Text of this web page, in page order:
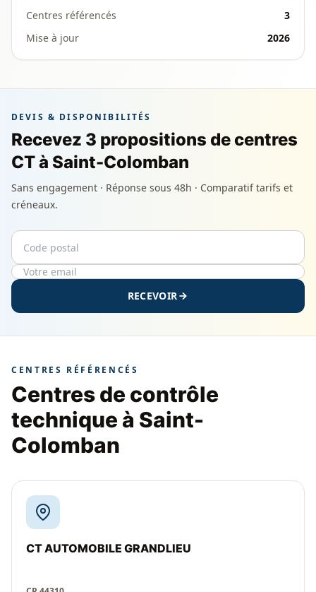
Centres référencés
3
Mise à jour
2026
DEVIS & DISPONIBILITÉS
Recevez 3 propositions de centres
CT à Saint-Colomban
Sans engagement · Réponse sous 48h · Comparatif tarifs et
créneaux.
Code postal
Email
RECEVOIR
CENTRES RÉFÉRENCÉS
Centres de contrôle
technique à Saint-
Colomban
CT AUTOMOBILE GRANDLIEU